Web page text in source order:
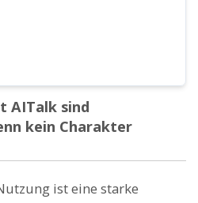
AITalk sind
kein Charakter
ist eine starke